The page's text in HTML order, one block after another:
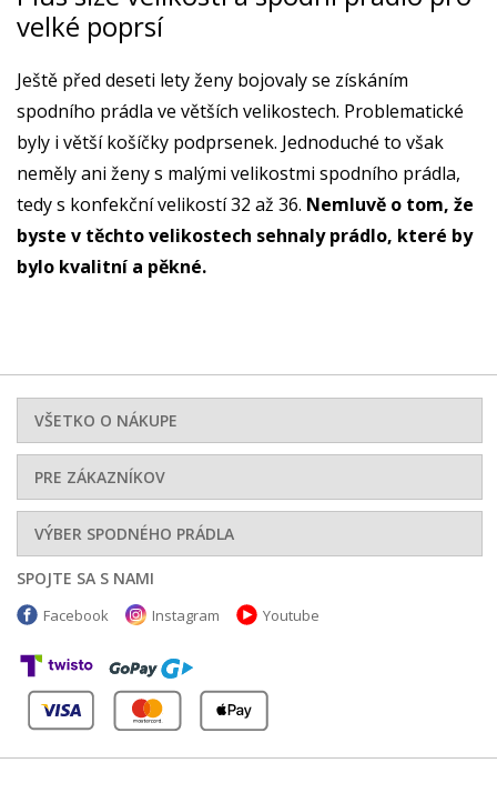
velké poprsí
Ještě před deseti lety ženy bojovaly se získáním
spodního prádla ve větších velikostech. Problematické
byly i větší košíčky podprsenek. Jednoduché to však
neměly ani ženy s malými velikostmi spodního prádla,
tedy s konfekční velikostí 32 až 36. Nemluvě o tom, že
byste v těchto velikostech sehnaly prádlo, které by
bylo kvalitní a pěkné.
VŠETKO O NÁKUPE
PRE ZÁKAZNÍKOV
VÝBER SPODNÉHO PRÁDLA
SPOJTE SA S NAMI
Facebook Instagram Youtube